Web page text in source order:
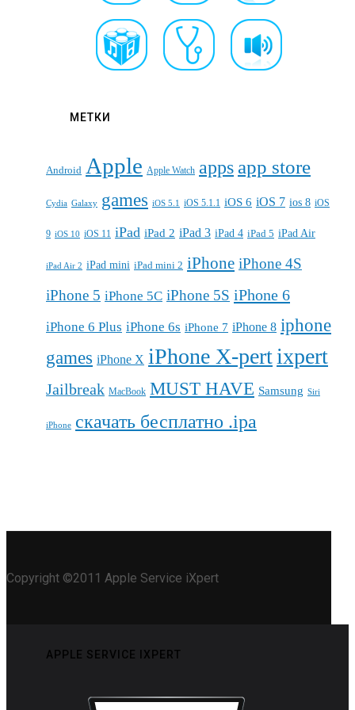
МЕТКИ
Android Apple Apple Watch apps app store
Cydia Galaxy games iOS 5.1 iOS 5.1.1 iOS 6 iOS 7 ios 8 iOS
9 iOS 10 iOS 11 iPad iPad 2 iPad 3 iPad 4 iPad 5 iPad Air
iPad Air 2 iPad mini iPad mini 2 iPhone iPhone 4S
iPhone 5 iPhone 5C iPhone 5S iPhone 6
iPhone 6 Plus iPhone 6s iPhone 7 iPhone 8 iphone
games iPhone X iPhone X-pertixpert
Jailbreak MacBook MUST HAVE Samsung Siri
iPhone скачать бесплатно .ipa
Copyright ©2011 Apple Service iXpert
APPLE SERVICE IXPERT